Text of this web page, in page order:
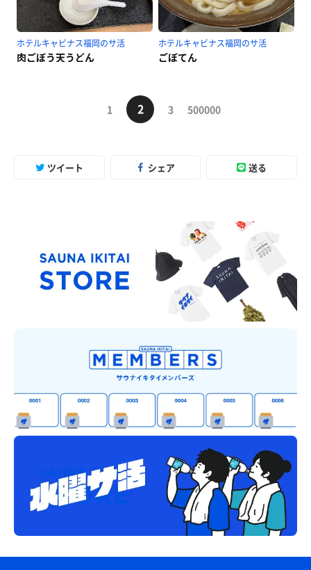
ホテルキャビナス福岡のサ活
肉ごぼう天うどん
ホテルキャビナス福岡のサ活
ごぼてん
1 2 3 500000
ツイート シェア 送る